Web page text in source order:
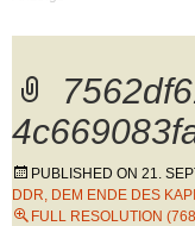
PUBLISHED ON 21.
DDR, DEM ENDE DES
FULL RESOLUTION